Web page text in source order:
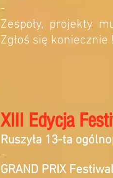
-
Zespoły, projekty
Zgłoś się koniecznie
XIII Edycja
Ruszyła 13-ta
-
GRAND PRIX